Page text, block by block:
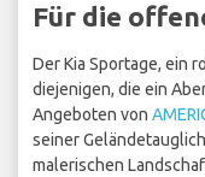
Für die
Der Kia Sportage, ein
diejenigen, die ein
Angeboten von
seiner
malerischen